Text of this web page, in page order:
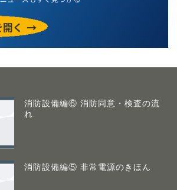
消防設備編⑥ 消防同意・検査の流
れ
消防設備編⑤ 非常電源のきほん